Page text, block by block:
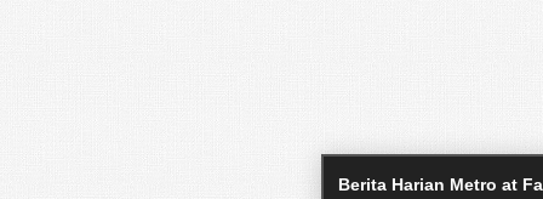
Berita Harian Metro at